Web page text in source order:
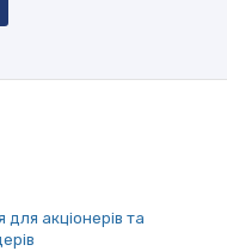
для акціонерів та